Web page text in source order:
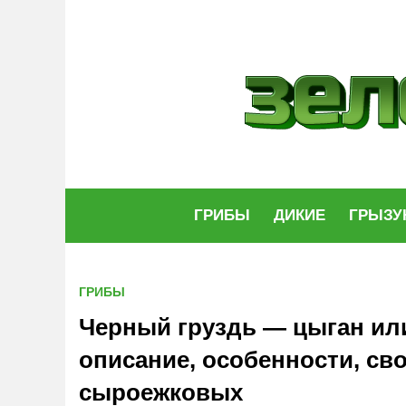
ГРИБЫ ДИКИЕ
ГРИБЫ
Черный груздь — цыган
описание, особенности,
сыроежковых